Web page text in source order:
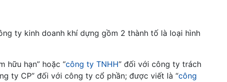
ty kinh doanh khí dựng gồm 2 thành tố là loại hình
hữu hạn” hoặc “công ty TNHH” đối với công ty trách
ty CP” đối với công ty cổ phần; được viết là “công